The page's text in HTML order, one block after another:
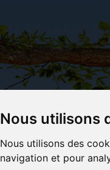
Nous utilisons
Nous utilisons des
navigation et pour
Carterie
papeterie
originale